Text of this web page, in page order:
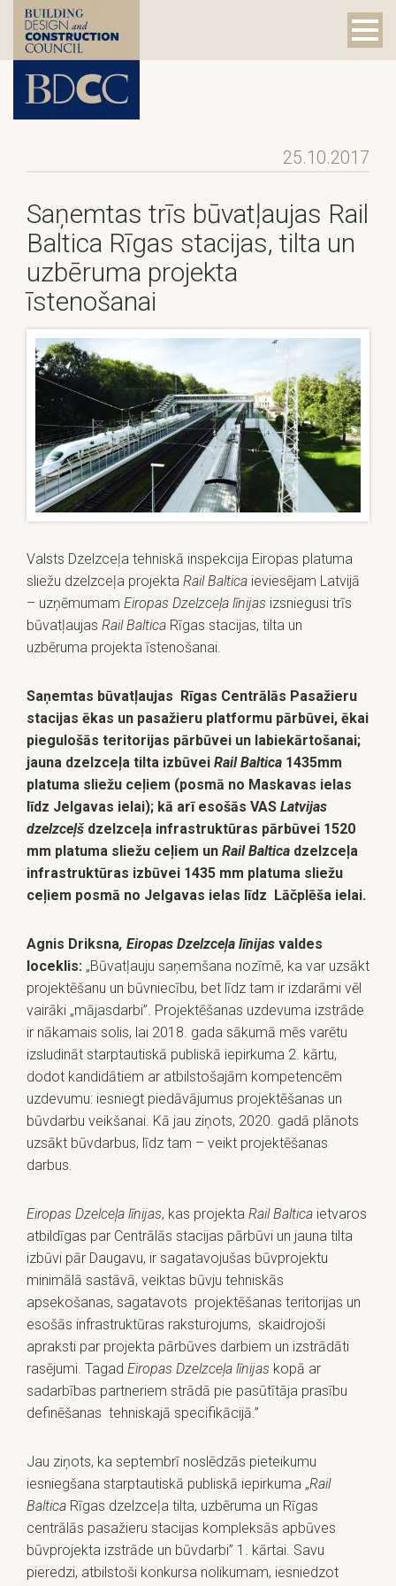
25.10.2017
Saņemtas trīs būvatļaujas Rail
Baltica Rīgas stacijas, tilta un
uzbēruma projekta
īstenošanai
Valsts Dzelzceļa tehniskā inspekcija Eiropas platuma
sliežu dzelzceļa projekta Rail Baltica ieviesējam Latvijā
– uzņēmumam Eiropas Dzelzceļa līnijas izsniegusi trīs
būvatļaujas Rail Baltica Rīgas stacijas, tilta un
uzbēruma projekta īstenošanai.
Saņemtas būvatļaujas Rīgas Centrālās Pasažieru
stacijas ēkas un pasažieru platformu pārbūvei, ēkai
piegulošās teritorijas pārbūvei un labiekārtošanai;
jauna dzelzceļa tilta izbūvei Rail Baltica 1435mm
platuma sliežu ceļiem (posmā no Maskavas ielas
līdz Jelgavas ielai); kā arī esošās VAS Latvijas
dzelzceļš dzelzceļa infrastruktūras pārbūvei 1520
mm platuma sliežu ceļiem un Rail Baltica dzelzceļa
infrastruktūras izbūvei 1435 mm platuma sliežu
ceļiem posmā no Jelgavas ielas līdz Lāčplēša ielai.
Agnis Driksna, Eiropas Dzelzceļa līnijas valdes
loceklis: „Būvatļauju saņemšana nozīmē, ka var uzsākt
projektēšanu un būvniecību, bet līdz tam ir izdarāmi vēl
vairāki „mājasdarbi”. Projektēšanas uzdevuma izstrāde
ir nākamais solis, lai 2018. gada sākumā mēs varētu
izsludināt starptautiskā publiskā iepirkuma 2. kārtu,
dodot kandidātiem ar atbilstošajām kompetencēm
uzdevumu: iesniegt piedāvājumus projektēšanas un
būvdarbu veikšanai. Kā jau ziņots, 2020. gadā plānots
uzsākt būvdarbus, līdz tam – veikt projektēšanas
darbus.
Eiropas Dzelceļa līnijas, kas projekta Rail Baltica ietvaros
atbildīgas par Centrālās stacijas pārbūvi un jauna tilta
izbūvi pār Daugavu, ir sagatavojušas būvprojektu
minimālā sastāvā, veiktas būvju tehniskās
apsekošanas, sagatavots projektēšanas teritorijas un
esošās infrastruktūras raksturojums, skaidrojoši
apraksti par projekta pārbūves darbiem un izstrādāti
rasējumi. Tagad Eiropas Dzelzceļa līnijas kopā ar
sadarbības partneriem strādā pie pasūtītāja prasību
definēšanas tehniskajā specifikācijā.”
Jau ziņots, ka septembrī noslēdzās pieteikumu
iesniegšana starptautiskā publiskā iepirkuma „Rail
Baltica Rīgas dzelzceļa tilta, uzbēruma un Rīgas
centrālās pasažieru stacijas kompleksās apbūves
būvprojekta izstrāde un būvdarbi” 1. kārtai. Savu
pieredzi, atbilstoši konkursa nolikumam, iesniedzot